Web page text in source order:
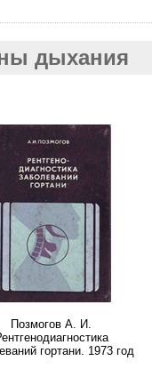
дыхания
Позмогов А. И.
гортани. 1973 год